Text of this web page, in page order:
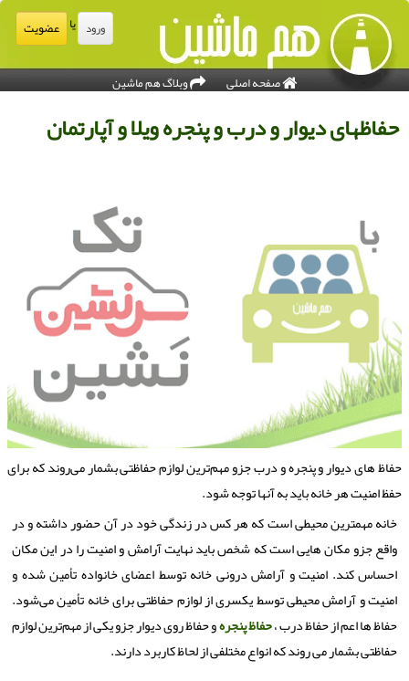
ورود عضویت
صفحه اصلی وبلاگ هم ماشین
حفاظهای دیوار و درب و پنجره ویلا و آپارتمان
های دیوار و پنجره و درب جزو مهم‌ترین لوازم حفاظتی بشمار می‌روند كه برای
امنیت هر خانه باید به آنها توجه شود.
خانه مهمترین محیطی است که هر کس در زندگی خود در آن حضور داشته و در
واقع جزو مکان هایی است که شخص باید نهایت آرامش و امنیت را در این مکان
احساس کند. امنیت و آرامش درونی خانه توسط اعضای خانواده تأمین شده و
امنیت و آرامش محیطی توسط یکسری از لوازم حفاظتی برای خانه تأمین می‌شود.
حفاظ‌ ها اعم از حفاظ درب ،حفاظ پنجرهو حفاظ روی دیوار جزو یکی از مهم‌ترین لوازم
حفاظتی بشمار می روند که انواع مختلفی از لحاظ کاربرد دارند.